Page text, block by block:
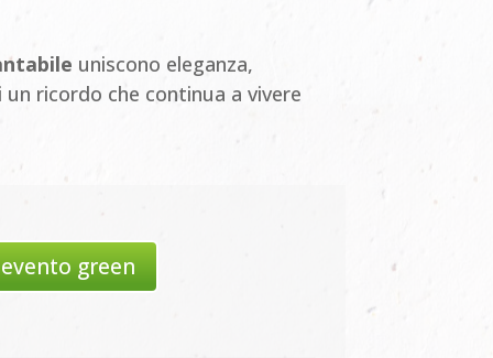
uniscono eleganza,
ricordo che continua a vivere
green